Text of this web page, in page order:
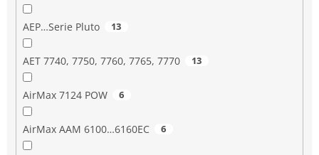
AEP…Serie Pluto 13
AET 7740, 7750, 7760, 7765, 7770 13
AirMax 7124 POW 6
AirMax AAM 6100…6160EC 6